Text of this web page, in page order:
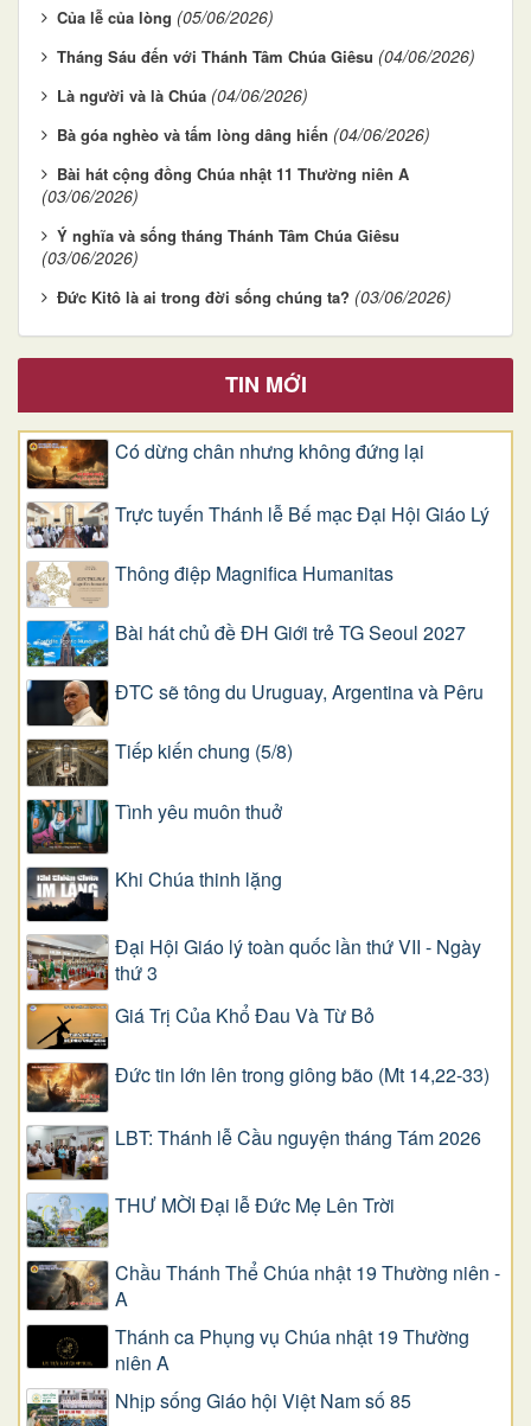
Của lễ của lòng (05/06/2026)
Tháng Sáu đến với Thánh Tâm Chúa Giêsu (04/06/2026)
Là người và là Chúa (04/06/2026)
Bà góa nghèo và tấm lòng dâng hiến (04/06/2026)
Bài hát cộng đồng Chúa nhật 11 Thường niên A
(03/06/2026)
Ý nghĩa và sống tháng Thánh Tâm Chúa Giêsu
(03/06/2026)
Đức Kitô là ai trong đời sống chúng ta? (03/06/2026)
TIN MỚI
Có dừng chân nhưng không đứng lại
Trực tuyến Thánh lễ Bế mạc Đại Hội Giáo Lý
Thông điệp Magnifica Humanitas
Bài hát chủ đề ĐH Giới trẻ TG Seoul 2027
ĐTC sẽ tông du Uruguay, Argentina và Pêru
Tiếp kiến chung (5/8)
Tình yêu muôn thuở
Khi Chúa thinh lặng
Đại Hội Giáo lý toàn quốc lần thứ VII - Ngày
thứ 3
Giá Trị Của Khổ Ðau Và Từ Bỏ
Đức tin lớn lên trong giông bão (Mt 14,22-33)
LBT: Thánh lễ Cầu nguyện tháng Tám 2026
THƯ MỜI Đại lễ Đức Mẹ Lên Trời
Chầu Thánh Thể Chúa nhật 19 Thường niên -
A
Thánh ca Phụng vụ Chúa nhật 19 Thường
niên A
Nhịp sống Giáo hội Việt Nam số 85